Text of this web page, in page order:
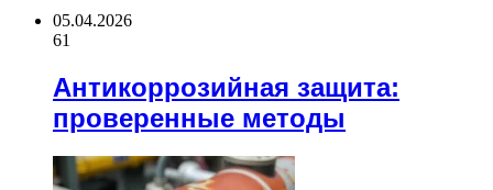
05.04.2026
61
Антикоррозийная защита:
проверенные методы